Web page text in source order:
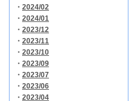
・ 2024/02
・ 2024/01
・ 2023/12
・ 2023/11
・ 2023/10
・ 2023/09
・ 2023/07
・ 2023/06
・ 2023/04